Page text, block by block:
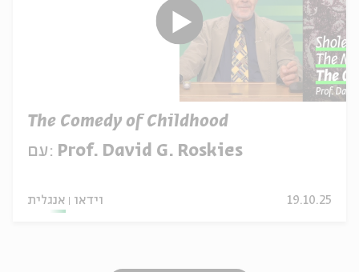
The Comedy of Childhood
עם: Prof. David G. Roskies
אנגלית וידאו 19.10.25